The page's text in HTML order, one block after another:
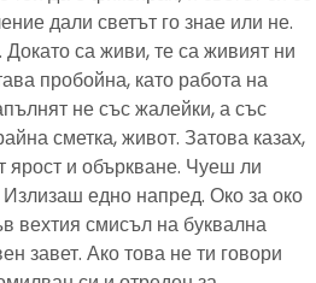
дали светът го знае или не.
са живи, те са живият ни
пробойна, като работа на
не със жалейки, а със
сметка, живот. Затова казах,
ярост и объркване. Чуеш ли
Излизаш едно напред. Око за око
вехтия смисъл на буквална
завет. Ако това не ти говори